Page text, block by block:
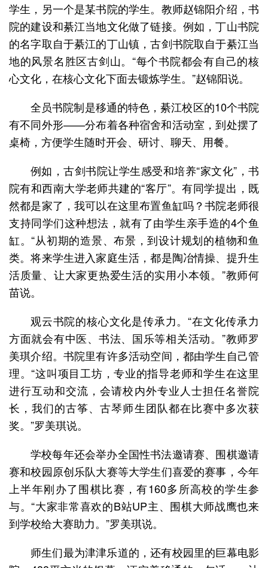
学生，另一个是某书院的学生。教师赵锦阳介绍，书
院的建设和綦江当地文化做了链接。例如，丁山书院
的名字取自于綦江的丁山镇，古剑书院取自于綦江当
地的风景名胜区古剑山。“每个书院都会有自己的核
心文化，在核心文化下面去锻炼学生。”赵锦阳说。
全员书院制是移通的特色，綦江校区的10个书院
有不同外形——分布着各种宿舍和活动室，到处摆了
桌椅，方便学生随时开会、研讨、聊天、用餐。
例如，古剑书院让学生感受和培养“家文化”，书
院有和西南大学老师共建的“客厅”。有同学提出，既
然都是家了，我可以在这里布置鱼缸吗？书院老师很
支持同学们这种想法，就有了由学生亲手造的4个鱼
缸。“从初期的造景、布景，到设计规划的植物和鱼
类。将来学生进入家庭生活，都是陶冶情操、提升生
活质量、让大家更热爱生活的实用小本领。”教师何
苗说。
观云书院的核心文化是传承力。“在文化传承力
方面就会有中医、书法、国乐等相关活动。”教师罗
美琪介绍。书院里有许多活动空间，都由学生自己管
理。“这叫项目工坊，专业的指导老师和学生在这里
进行互动和交流，会请校内外专业人士担任名誉院
长，我们的古筝、古琴师生团队都在比赛中多次获
奖。”罗美琪说。
学校每年还会举办全国性书法邀请赛、围棋邀请
赛和校园原创乐队大赛等大学生们喜爱的赛事，今年
上半年刚办了围棋比赛，有160多所高校的学生参
与。“大家非常喜欢的B站UP主、围棋大师战鹰也来
到学校给大赛助力。”罗美琪说。
师生们最为津津乐道的，还有校园里的巨幕电影